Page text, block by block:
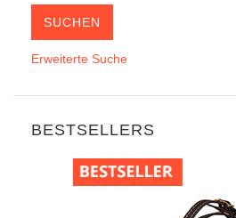
Erweiterte Suche
BESTSELLERS